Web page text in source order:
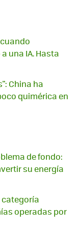
una IA. Hasta
China ha
quimérica en
de fondo:
su energía
categoría
operadas por